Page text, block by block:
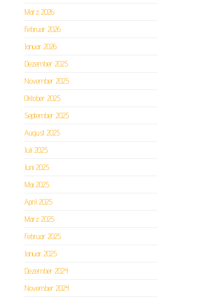
März 2026
Februar 2026
Januar 2026
Dezember 2025
November 2025
Oktober 2025
September 2025
August 2025
Juli 2025
Juni 2025
Mai 2025
April 2025
März 2025
Februar 2025
Januar 2025
Dezember 2024
November 2024